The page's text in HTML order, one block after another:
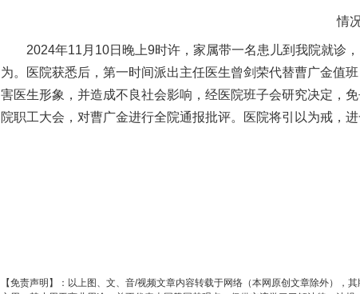
情
2024年11月10日晚上9时许，家属带一名患儿到我院就诊，
为。医院获悉后，第一时间派出主任医生曾剑荣代替曹广金值
害医生形象，并造成不良社会影响，经医院班子会研究决定，
院职工大会，对曹广金进行全院通报批评。医院将引以为戒，
【免责声明】：以上图、文、音/视频文章内容转载于网络（本网原创文章除外）